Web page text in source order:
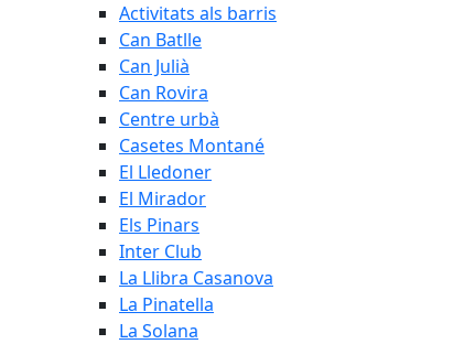
Activitats als barris
Can Batlle
Can Julià
Can Rovira
Centre urbà
Casetes Montané
El Lledoner
El Mirador
Els Pinars
Inter Club
La Llibra Casanova
La Pinatella
La Solana